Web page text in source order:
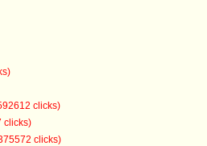
clicks)
clicks)
clicks)